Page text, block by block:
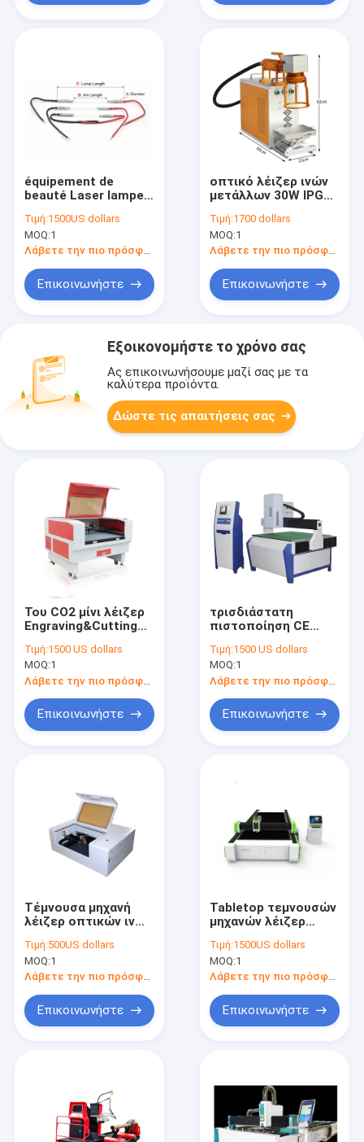
Σχετικά με εμάς
équipement de
beauté Laser lampe
épilation IPL Photon
rajeunissement de la
peau tache de
Τιμή:1500US dollars
MOQ:1
Λάβετε την πιο πρόσφατη τιμή
Επικοινωνήστε
οπτικό λέιζερ ινών
μετάλλων 30W IPG
μηχανή με τη σερβο
μηχανή
Τιμή:1700 dollars
MOQ:1
Λάβετε την πιο πρόσφατη τιμή
Επικοινωνήστε
Εξοικονομήστε το χρόνο σας
Ας επικοινωνήσουμε μαζί σας με τα
καλύτερα προϊόντα.
Δώστε τις απαιτήσεις σας
Του CO2 μίνι λέιζερ
Engraving&Cutting
μετάλλων μηχανών
μίνι
Τιμή:1500 US dollars
MOQ:1
Λάβετε την πιο πρόσφατη τιμή
Επικοινωνήστε
τρισδιάστατη
πιστοποίηση CE
λέιζερ γυαλιού
1500W 4500Hz
Τιμή:1500 US dollars
MOQ:1
Επικοινωνήστε
Τέμνουσα μηχανή
λέιζερ οπτικών ινών
οθόνη φίμπεργκλας
Τιμή:500US dollars
MOQ:1
Λάβετε την πιο πρόσφατη τιμή
Επικοινωνήστε
Tabletop τεμνουσών
μηχανών λέιζερ
αργιλίου CE 12000W
Τιμή:1500US dollars
MOQ:1
Λάβετε την πιο πρόσφατη τιμή
Επικοινωνήστε